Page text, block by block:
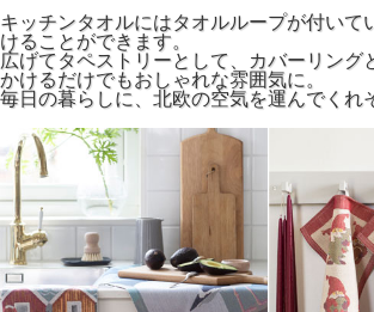
キッチンタオルにはタオルループが付いて
けることができます。
広げてタペストリーとして、カバーリング
かけるだけでもおしゃれな雰囲気に。
毎日の暮らしに、北欧の空気を運んでくれ